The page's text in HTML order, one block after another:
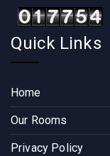
Quick Links
Home
Our Rooms
Privacy Policy